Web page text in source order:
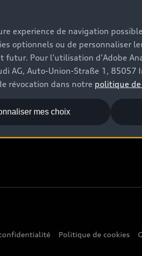
Politique de cookies
experience de navigation
optionnels ou de personnaliser
futur. Pour l'utilisation d'Adobe
AG, Auto-Union-Straße 1, 85057
révocation dans notre politique de
mes choix